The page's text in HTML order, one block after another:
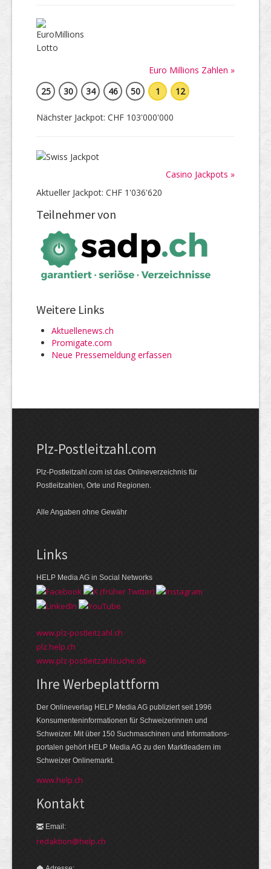
Euro Millions Zahlen »
25
30 34 46 50 1 12
Nächster Jackpot: CHF 103'000'000
Casino Jackpots »
Aktueller Jackpot: CHF 1'036'620
Teilnehmer von
Weitere Links
Aktuellenews.ch
Promigate.com
Neue Pressemeldung erfassen
Plz-Postleitzahl.com
Plz-Postleitzahl.com ist das Onlineverzeichnis für
Postleitzahlen, Orte und Regionen.
Alle Angaben ohne Gewähr
Links
HELP Media AG in Social Networks
www.plz-postleitzahl.ch
plz.help.ch
www.plz-postleitzahlsuche.de
Ihre Werbeplattform
Der Onlineverlag HELP Media AG publiziert seit 1996
Konsumenten­informationen für Schweizerinnen und
Schweizer. Mit über 150 Suchmaschinen und Informations­
portalen gehört HELP Media AG zu den Markt­leadern im
Schweizer Onlinemarkt.
www.help.ch
Kontakt
Email:
redaktion@help.ch